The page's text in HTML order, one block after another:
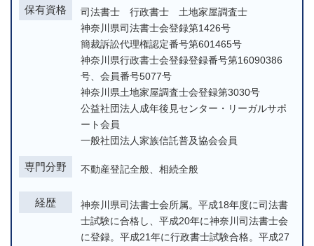
保有資格
司法書士 行政書士 土地家屋調査士
神奈川県司法書士会登録第1426号
簡裁訴訟代理権認定番号第601465号
神奈川県行政書士会登録登録番号第16090386
号、会員番号5077号
神奈川県土地家屋調査士会登録第3030号
公益社団法人成年後見センター・リーガルサポ
ート会員
一般社団法人家族信託普及協会会員
専門分野 不動産登記全般、相続全般
経歴
神奈川県司法書士会所属。平成18年度に司法書
士試験に合格し、平成20年に神奈川司法書士会
に登録。平成21年に行政書士試験合格。平成27